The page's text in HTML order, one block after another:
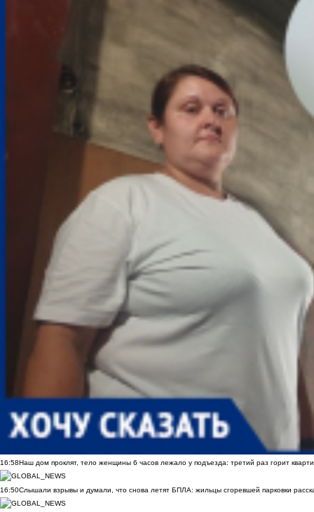
16:58Наш дом проклят, тело женщины 6 часов лежало у подъезда: третий раз горит
16:50Слышали взрывы и думали, что снова летят БПЛА: жильцы сгоревшей парковки